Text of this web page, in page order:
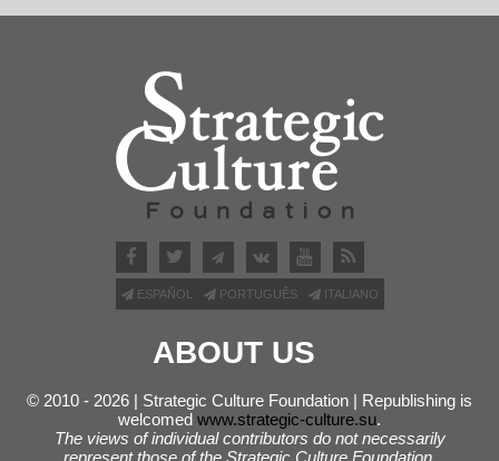
ESPAÑOL PORTUGUÊS ITALIANO
ABOUT US
© 2010 - 2026 | Strategic Culture Foundation | Republishing is
welcomed www.strategic-culture.su.
The views of individual contributors do not necessarily
represent those of the Strategic Culture Foundation.